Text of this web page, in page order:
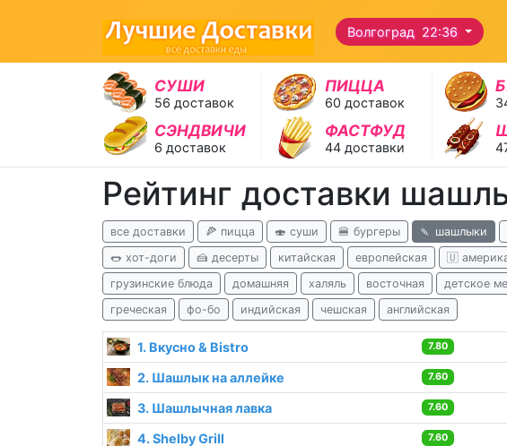
Волгоград 22:36
СУШИ
56 доставок
ПИЦЦА
60 доставок
СЭНДВИЧИ
6 доставок
ФАСТФУД
44 доставки
Рейтинг доставки
все доставки 🍕 пицца 🍣 суши 🍔 бургеры 🍡 шашлыки
🌭 хот-доги
🍰 десерты китайская европейская 🇺
грузинские блюда
домашняя халяль восточная детское
греческая
фо-бо индийская чешская английская
1. Вкусно & Bistro 7.80
2. Шашлык на аллейке 7.60
3. Шашлычная лавка 7.60
4. Shelby Grill 7.60